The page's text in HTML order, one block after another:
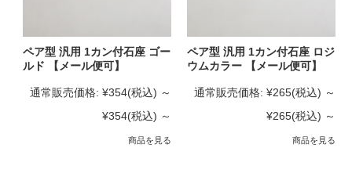
ペア型 汎用 1カン付石座 ゴー
ルド 【メール便可】
通常販売価格: ¥354(税込) ～
¥354(税込) ～
商品を見る
ペア型 汎用 1カン付石座 ロジ
ウムカラー 【メール便可】
通常販売価格: ¥265(税込) ～
¥265(税込) ～
商品を見る